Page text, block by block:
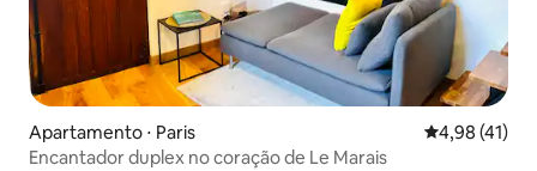
Apartamento ⋅ Paris 4,98 de uma
4,98 (41)
Encantador duplex no coração de Le Marais